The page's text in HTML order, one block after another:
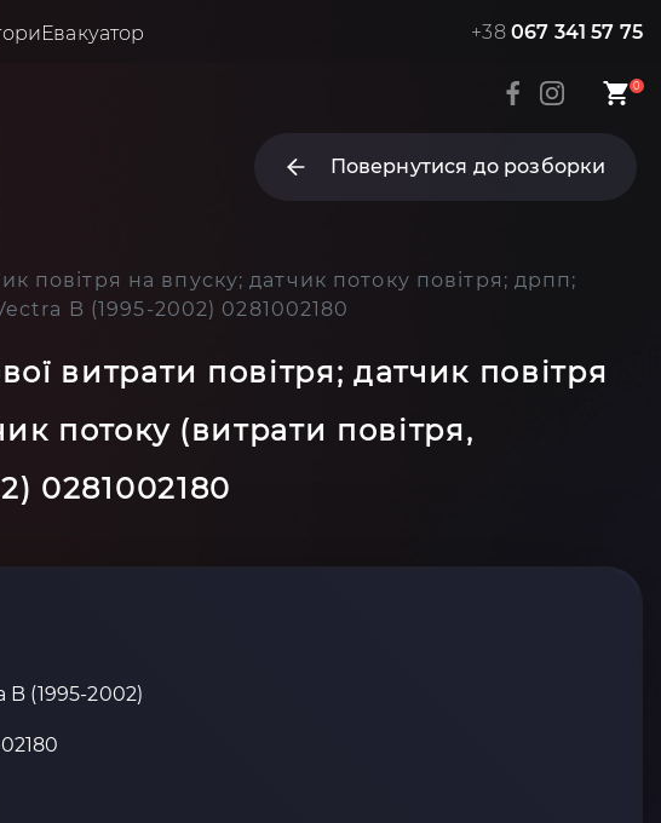
Евакуатор +38 067 341 57 75
0
Повернутися до розборки
повітря на впуску; датчик потоку повітря; дрпп;
B (1995-2002) 0281002180
витрати повітря; датчик повітря
потоку (витрати повітря,
0281002180
B (1995-2002)